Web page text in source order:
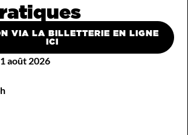
VIA LA BILLETTERIE EN LIGNE
ICI
août 2026